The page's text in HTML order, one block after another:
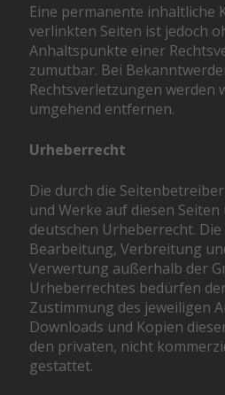
Eine permanente inhaltliche
verlinkten Seiten ist jedoch
Anhaltspunkte einer
zumutbar. Bei
Rechtsverletzungen werden
umgehend entfernen.
Urheberrecht
Die durch die
und Werke auf diesen
deutschen Urheberrecht.
Bearbeitung, Verbreitung
Verwertung außerhalb der
Urheberrechtes bedürfen
Zustimmung des jeweiligen
Downloads und Kopien
den privaten, nicht
gestattet.